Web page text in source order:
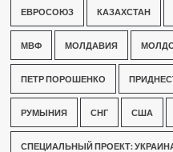
ЕВРОСОЮЗ КАЗАХСТАН
МВФ МОЛДАВИЯ
ПЕТР ПОРОШЕНКО
РУМЫНИЯ СНГ США
СПЕЦИАЛЬНЫЙ ПРОЕКТ: